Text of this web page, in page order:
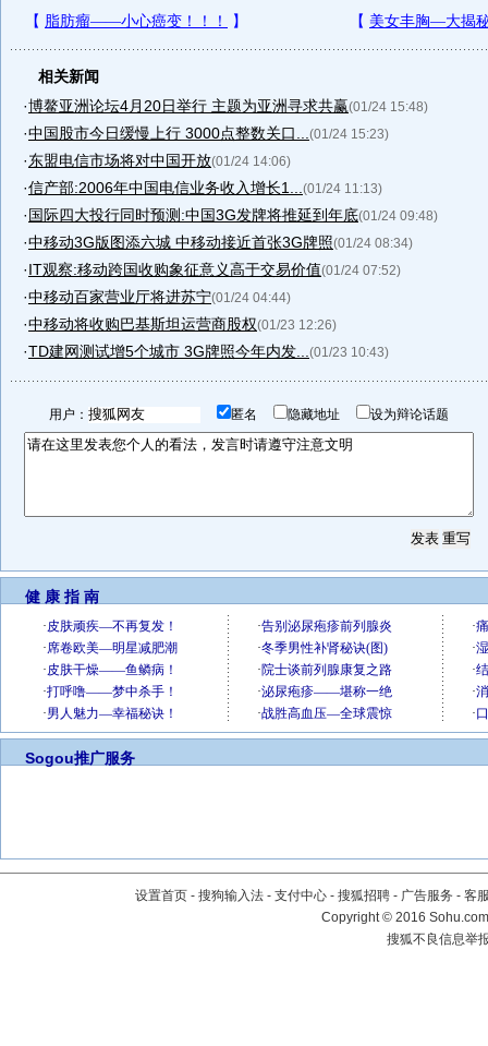
相关新闻
·博鳌亚洲论坛4月20日举行 主题为亚洲寻求共赢(01/24 15:48)
·中国股市今日缓慢上行 3000点整数关口... (01/24 15:23)
·东盟电信市场将对中国开放(01/24 14:06)
·信产部:2006年中国电信业务收入增长1... (01/24 11:13)
·国际四大投行同时预测:中国3G发牌将推延到年底(01/24 09:48)
·中移动3G版图添六城 中移动接近首张3G牌照(01/24 08:34)
·IT观察:移动跨国收购象征意义高于交易价值(01/24 07:52)
·中移动百家营业厅将进苏宁(01/24 04:44)
·中移动将收购巴基斯坦运营商股权(01/23 12:26)
·TD建网测试增5个城市 3G牌照今年内发... (01/23 10:43)
用户： 匿名 隐藏地址 设为辩论话题
健 康 指 南
Sogou推广服务
设置首页 - 搜狗输入法 - 支付中心 - 搜狐招聘 - 广告服务 - 客
Copyright©2016
搜狐不良信息举